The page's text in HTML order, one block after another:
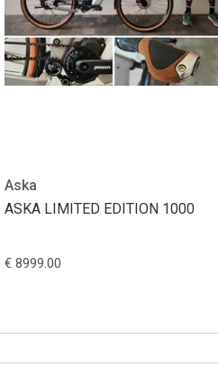
Aska
ASKA LIMITED EDITION 1000
€ 8999.00